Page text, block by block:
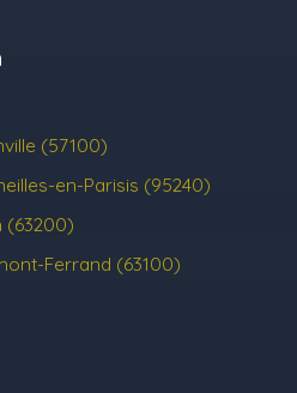
(57100)
en-Parisis (95240)
(63200)
Ferrand (63100)